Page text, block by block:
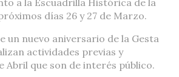
a la Escuadrilla Histórica de la
días 26 y 27 de Marzo.
un nuevo aniversario de la Gesta
actividades previas y
Abril que son de interés público.